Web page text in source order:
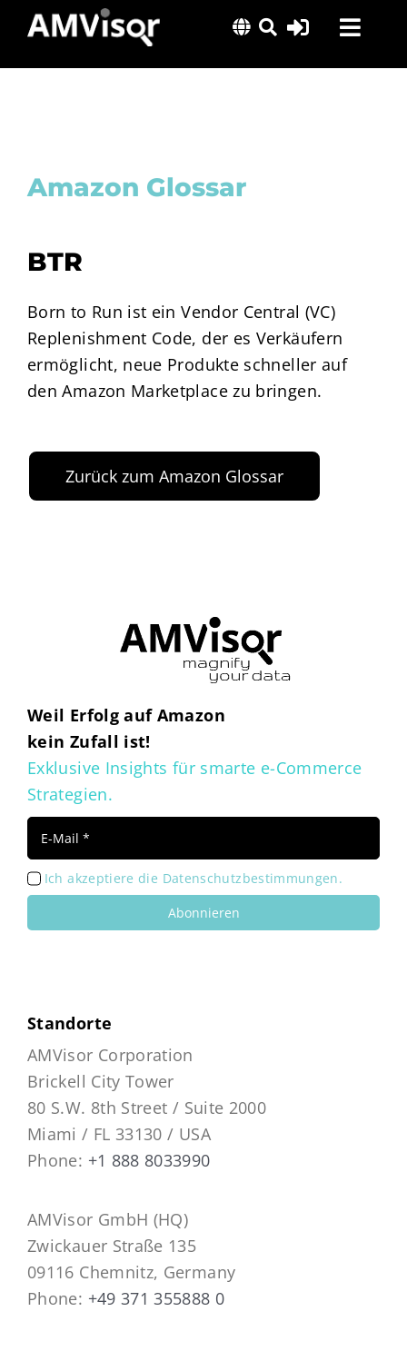
content
Lösungen
Über uns
Amazon Glossar
BTR
Born to Run ist ein Vendor Central (VC)
Replenishment Code, der es Verkäufern
ermöglicht, neue Produkte schneller auf
den Amazon Marketplace zu bringen.
Zurück zum Amazon Glossar
Weil Erfolg auf Amazon
kein Zufall ist!
Exklusive Insights für smarte e-Commerce
Strategien.
Ich akzeptiere die Datenschutzbestimmungen.
Abonnieren
Standorte
AMVisor Corporation
Brickell City Tower
80 S.W. 8th Street / Suite 2000
Miami / FL 33130 / USA
Phone: +1 888 8033990
AMVisor GmbH (HQ)
Zwickauer Straße 135
09116 Chemnitz, Germany
Phone: +49 371 355888 0